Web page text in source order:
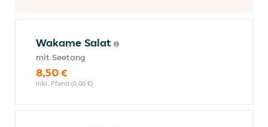
Wakame Salat
mit Seetang
8,50 €
inkl. Pfand (0,00 €)